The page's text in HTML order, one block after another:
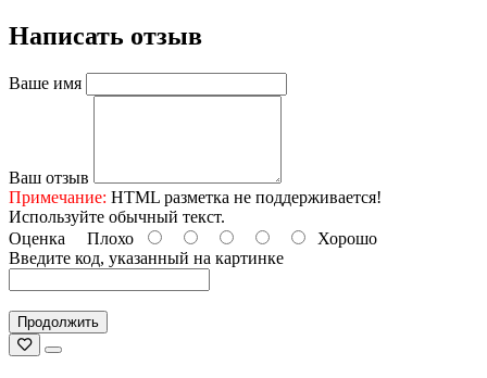
Написать отзыв
Ваше имя
Ваш отзыв
Примечание: HTML разметка не поддерживается!
Используйте обычный текст.
Оценка Плохо
Хорошо
Введите код, указанный на картинке
Продолжить